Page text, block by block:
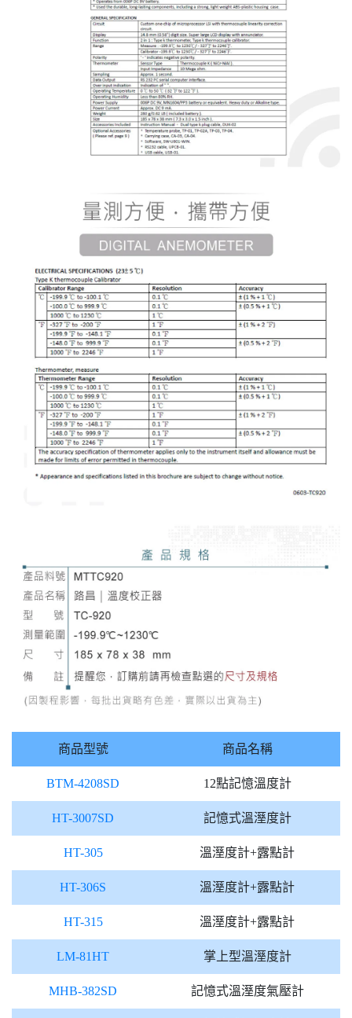
商品型號 商品名稱
BTM-4208SD 12點記憶溫度計
HT-3007SD 記憶式溫溼度計
HT-305 溫溼度計+露點計
HT-306S 溫溼度計+露點計
HT-315 溫溼度計+露點計
LM-81HT 掌上型溫溼度計
MHB-382SD 記憶式溫溼度氣壓計